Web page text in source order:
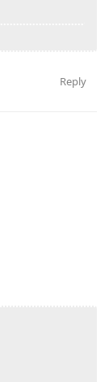
Reply